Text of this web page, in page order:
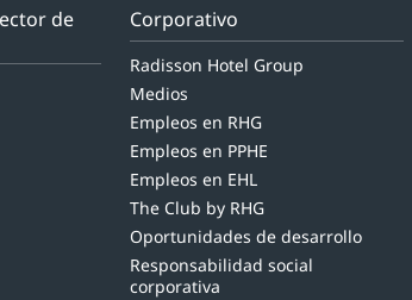
de
Corporativo
Radisson Hotel Group
Medios
Empleos en RHG
Empleos en PPHE
Empleos en EHL
The Club by RHG
Oportunidades de desarrollo
Responsabilidad social
corporativa